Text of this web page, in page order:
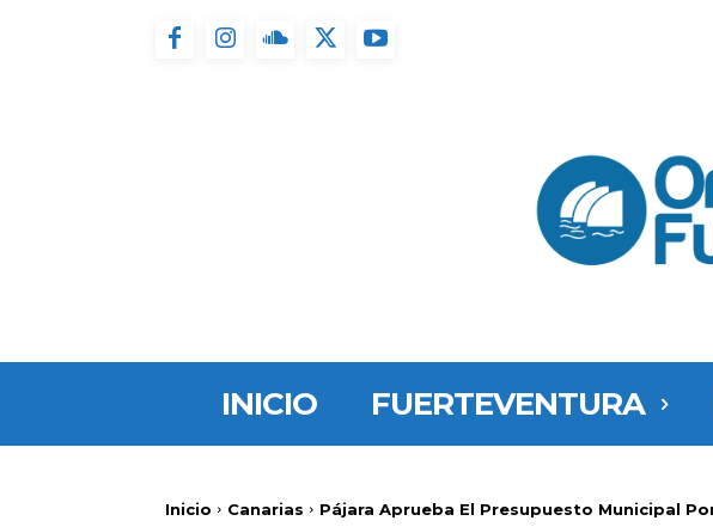
INICIO FUERTEVENTURA
Inicio Canarias Pájara Aprueba El Presupuesto Municipal